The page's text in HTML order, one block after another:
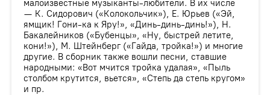
малоизвестные музыканты-любители. В их числе
— К. Сидорович («Колокольчик»), Е. Юрьев («Эй,
ямщик! Гони-ка к Яру!», «Динь-динь-динь!»), Н.
Бакалейников («Бубенцы», «Ну, быстрей летите,
кони!»), М. Штейнберг («Гайда, тройка!») и многие
другие. В сборник также вошли песни, ставшие
народными: «Вот мчится тройка удалая», «Пыль
столбом крутится, вьется», «Степь да степь кругом»
и пр.